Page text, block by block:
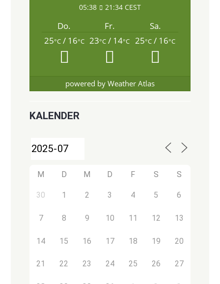
05:38 21:34 CEST
Do. Fr.
Sa.
25°C/ 16°C 23°C / 14°C 25°C / 16°C
powered by Weather Atlas
KALENDER
M D M D F S S
30 1 2 3 4 5 6
7 8 9 10 11 12 13
14 15 16 17 18 19 20
21 22 23 24 25 26 27